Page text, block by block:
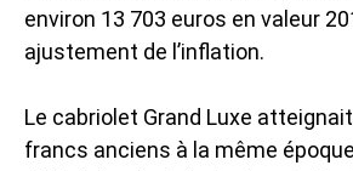
environ 13 703 euros en valeur
ajustement de l’inflation.
Le cabriolet Grand Luxe
francs anciens à la même